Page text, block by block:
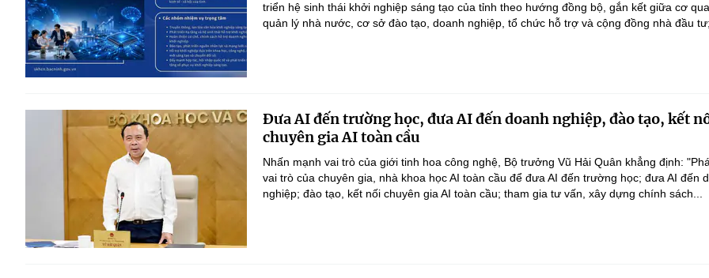
triển hệ sinh thái khởi nghiệp sáng tạo của tỉnh theo hướng đồng bộ, gắn kết giữa cơ
quản lý nhà nước, cơ sở đào tạo, doanh nghiệp, tổ chức hỗ trợ và cộng đồng nhà đầu
Đưa AI đến trường học, đưa AI đến doanh nghiệp, đào tạo, kết
chuyên gia AI toàn cầu
Nhấn mạnh vai trò của giới tinh hoa công nghệ, Bộ trưởng Vũ Hải Quân khẳng định:
vai trò của chuyên gia, nhà khoa học AI toàn cầu để đưa AI đến trường học; đưa AI đến
nghiệp; đào tạo, kết nối chuyên gia AI toàn cầu; tham gia tư vấn, xây dựng chính sách...